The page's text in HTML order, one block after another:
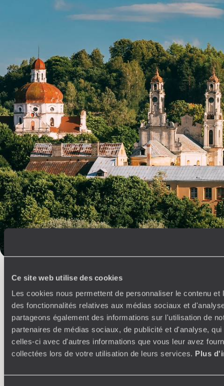
Ce site web utilise des cookies
Les cookies nous permettent de personnaliser le contenu et
des fonctionnalités relatives aux médias sociaux et
partageons également des informations sur l'utilisation de
partenaires de médias sociaux, de publicité et d'analyse,
celles-ci avec d'autres informations que vous leur avez
collectées lors de votre utilisation de leurs services. Plus
Suivre l’Unesco dans son appréciation du patrimoine de Vilnius, Riga et
Tallinn : exceptionnel !
Toutes nos suggestions
Pays baltes Tallinn Art contemporain Chateau
UNESCO
Canoe Kayak
Baroque Architecture contemporain
Turku
Stockholm
Scandinavie Sauna Saaremaa
Road Trip
Raquettes
Pärnu Observation Animaux
Marchés
Hebergement insolite
Europe du Nord
Voyager en toute liberté selon ses envies,
ses idées, ses passions